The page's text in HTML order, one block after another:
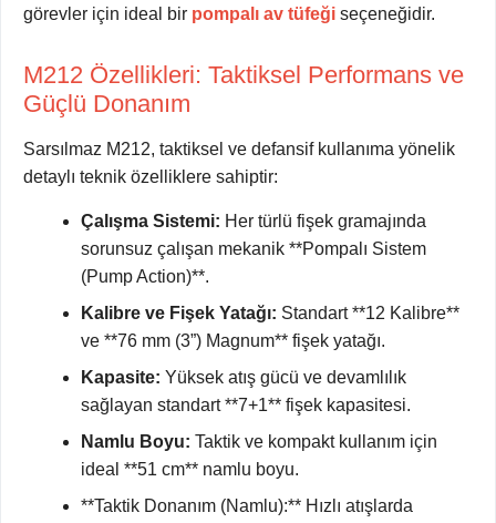
görevler için ideal bir pompalı av tüfeği seçeneğidir.
M212 Özellikleri: Taktiksel Performans ve
Güçlü Donanım
Sarsılmaz M212, taktiksel ve defansif kullanıma yönelik
detaylı teknik özelliklere sahiptir:
Çalışma Sistemi: Her türlü fişek gramajında
sorunsuz çalışan mekanik **Pompalı Sistem
(Pump Action)**.
Kalibre ve Fişek Yatağı: Standart **12 Kalibre**
ve **76 mm (3”) Magnum** fişek yatağı.
Kapasite: Yüksek atış gücü ve devamlılık
sağlayan standart **7+1** fişek kapasitesi.
Namlu Boyu: Taktik ve kompakt kullanım için
ideal **51 cm** namlu boyu.
**Taktik Donanım (Namlu):** Hızlı atışlarda